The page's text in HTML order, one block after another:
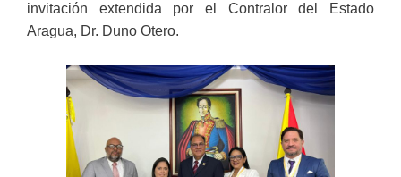
invitación extendida por el Contralor del Estado
Aragua, Dr. Duno Otero.